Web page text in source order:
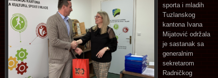
sporta i mladih
Tuzlanskog
kantona Ivana
Mijatović održala
je sastanak sa
generalnim
sekretarom
Radničkog